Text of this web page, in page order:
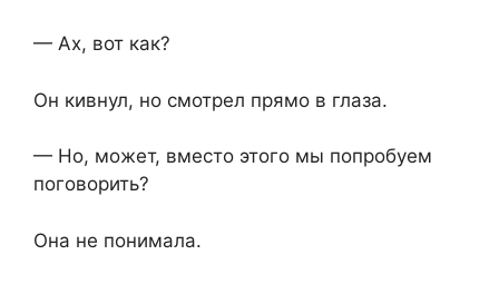
— Ах, вот как?
Он кивнул, но смотрел прямо в глаза.
— Но, может, вместо этого мы попробуем
поговорить?
Она не понимала.